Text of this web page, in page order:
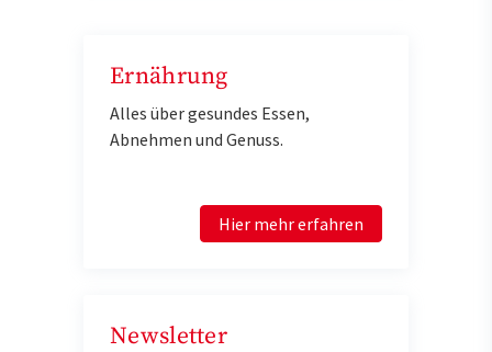
Ernährung
Alles über gesundes Essen,
Abnehmen und Genuss.
Hier mehr erfahren
Newsletter